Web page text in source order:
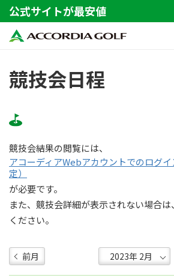
公式サイトが最安値
競技会日程
競技会結果の閲覧には、
アコーディアWebアカウントでのログ
定）
が必要です。
また、競技会詳細が表示されない場合
ください。
前月